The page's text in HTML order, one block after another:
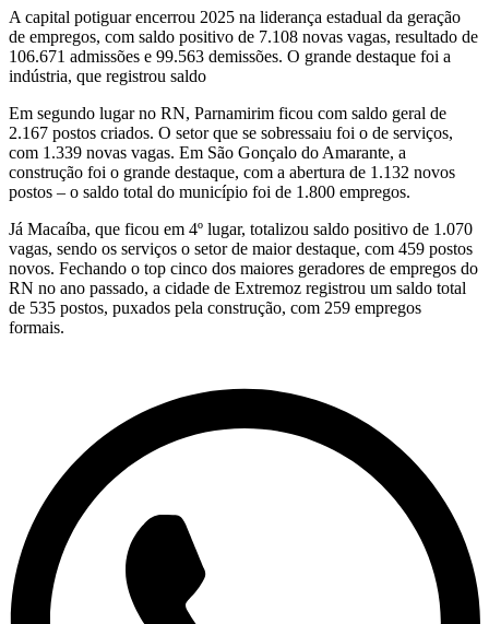
A capital potiguar encerrou 2025 na liderança estadual da geração
de empregos, com saldo positivo de 7.108 novas vagas, resultado de
106.671 admissões e 99.563 demissões. O grande destaque foi a
indústria, que registrou saldo
Em segundo lugar no RN, Parnamirim ficou com saldo geral de
2.167 postos criados. O setor que se sobressaiu foi o de serviços,
com 1.339 novas vagas. Em São Gonçalo do Amarante, a
construção foi o grande destaque, com a abertura de 1.132 novos
postos – o saldo total do município foi de 1.800 empregos.
Já Macaíba, que ficou em 4º lugar, totalizou saldo positivo de 1.070
vagas, sendo os serviços o setor de maior destaque, com 459 postos
novos. Fechando o top cinco dos maiores geradores de empregos do
RN no ano passado, a cidade de Extremoz registrou um saldo total
de 535 postos, puxados pela construção, com 259 empregos
formais.